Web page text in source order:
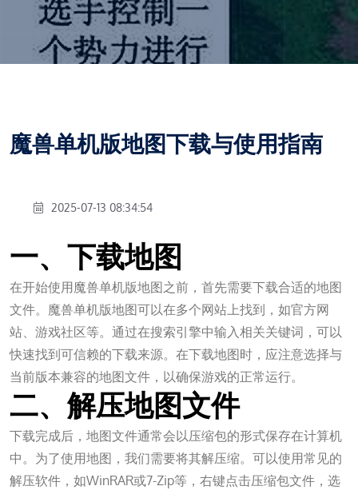
魔兽单机版地图下载与使用指南
2025-07-13 08:34:54
一、下载地图
在开始使用魔兽单机版地图之前，首先需要下载合适的地图
文件。魔兽单机版地图可以在多个网站上找到，如官方网
站、游戏社区等。通过在搜索引擎中输入相关关键词，可以
快速找到可信赖的下载来源。在下载地图时，应注意选择与
当前版本兼容的地图文件，以确保游戏的正常运行。
二、解压地图文件
下载完成后，地图文件通常会以压缩包的形式保存在计算机
中。为了使用地图，我们需要将其解压缩。可以使用常见的
解压软件，如WinRAR或7-Zip等，右键点击压缩包文件，选